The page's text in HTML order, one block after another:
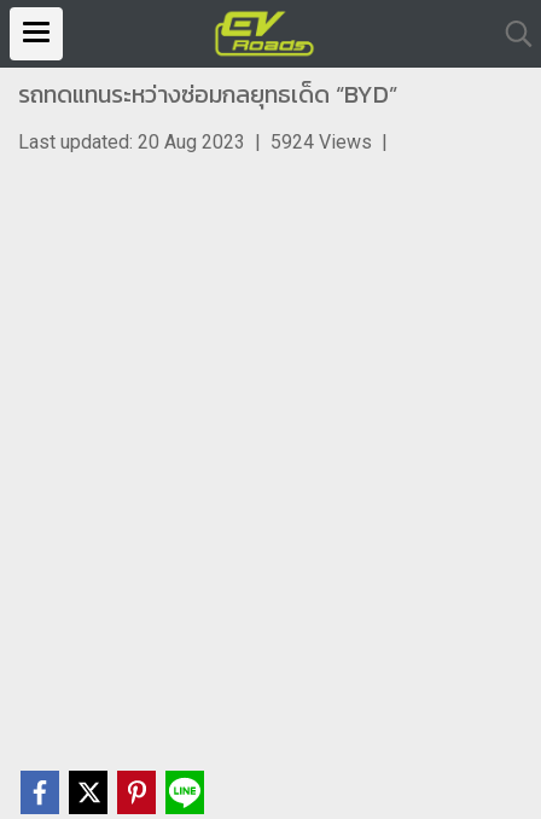
รถทดแทนระหว่างซ่อมกลยุทธเด็ด “BYD”
Last updated: 20 Aug 2023 | 5924 Views |